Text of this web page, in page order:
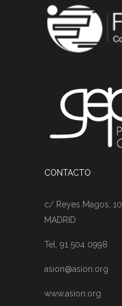
CONTACTO
c/ Reyes Magos,
MADRID
Tel. 91 504 0998
asion@asion.org
www.asion.org